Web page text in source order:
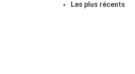
Les plus récents